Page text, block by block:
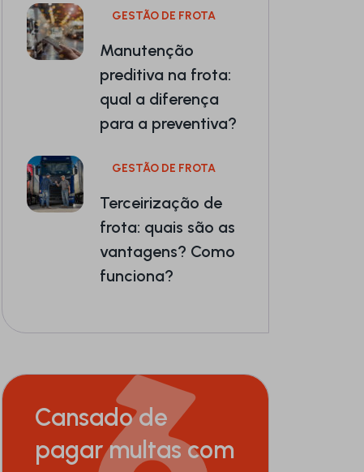
GESTÃO DE FROTA
Manutenção
preditiva na frota:
qual a diferença
para a preventiva?
GESTÃO DE FROTA
Terceirização de
frota: quais são as
vantagens? Como
funciona?
Cansado de
pagar multas com